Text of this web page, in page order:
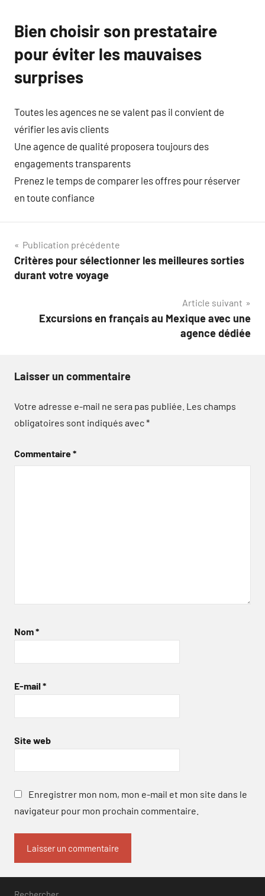
Bien choisir son prestataire
pour éviter les mauvaises
surprises
Toutes les agences ne se valent pas il convient de
vérifier les avis clients
Une agence de qualité proposera toujours des
engagements transparents
Prenez le temps de comparer les offres pour réserver
en toute confiance
Navigation
de
Publication précédente
Critères pour sélectionner les meilleures sorties
durant votre voyage
Article suivant
Excursions en français au Mexique avec une
agence dédiée
Laisser un commentaire
Votre adresse e-mail ne sera pas publiée. Les champs
obligatoires sont indiqués avec*
Commentaire*
Nom*
E-mail *
Site web
Enregistrer mon nom, mon e-mail et mon site dans le
navigateur pour mon prochain commentaire.